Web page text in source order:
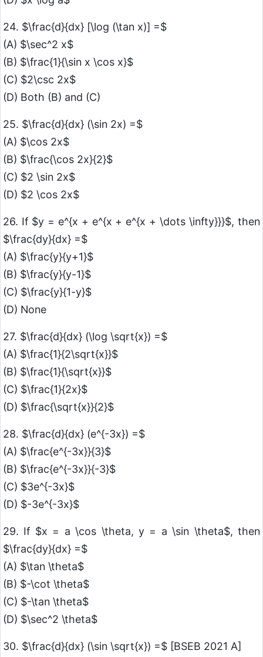
24. $\frac{d}{dx} [\log (\tan x)] =$
(A) $\sec^2 x$
(B) $\frac{1}{\sin x \cos x}$
(C) $2\csc 2x$
(D) Both (B) and (C)
25. $\frac{d}{dx} (\sin 2x) =$
(A) $\cos 2x$
(B) $\frac{\cos 2x}{2}$
(C) $2 \sin 2x$
(D) $2 \cos 2x$
26. If $y = e^{x + e^{x + e^{x + \dots \infty}}}$, then
$\frac{dy}{dx} =$
(A) $\frac{y}{y+1}$
(B) $\frac{y}{y-1}$
(C) $\frac{y}{1-y}$
(D) None
27. $\frac{d}{dx} (\log \sqrt{x}) =$
(A) $\frac{1}{2\sqrt{x}}$
(B) $\frac{1}{\sqrt{x}}$
(C) $\frac{1}{2x}$
(D) $\frac{\sqrt{x}}{2}$
28. $\frac{d}{dx} (e^{-3x}) =$
(A) $\frac{e^{-3x}}{3}$
(B) $\frac{e^{-3x}}{-3}$
(C) $3e^{-3x}$
(D) $-3e^{-3x}$
29. If $x = a \cos \theta, y = a \sin \theta$, then
$\frac{dy}{dx} =$
(A) $\tan \theta$
(B) $-\cot \theta$
(C) $-\tan \theta$
(D) $\sec^2 \theta$
30. $\frac{d}{dx} (\sin \sqrt{x}) =$ [BSEB 2021 A]